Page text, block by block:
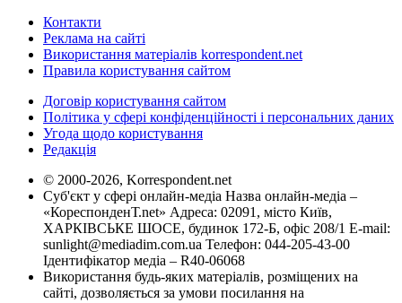
Контакти
Реклама на сайті
Використання матеріалів korrespondent.net
Правила користування сайтом
Договір користування сайтом
Політика у сфері конфіденційності і персональних даних
Угода щодо користування
Редакція
© 2000-2026, Korrespondent.net
Суб'єкт у сфері онлайн-медіа Назва онлайн-медіа –
«КореспонденТ.net» Адреса: 02091, місто Київ,
ХАРКІВСЬКЕ ШОСЕ, будинок 172-Б, офіс 208/1 E-mail:
sunlight@mediadim.com.ua Телефон: 044-205-43-00
Ідентифікатор медіа – R40-06068
Використання будь-яких матеріалів, розміщених на
сайті, дозволяється за умови посилання на